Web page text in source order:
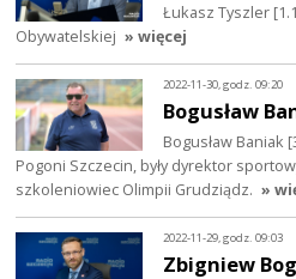
Łukasz Tyszler
Obywatelskiej » więcej
2022-11-30, godz. 09:20
Bogusław
Bogusław Baniak
Pogoni Szczecin, były dyrektor
szkoleniowiec Olimpii Grudziądz. »
2022-11-29, godz. 09:03
Zbigniew